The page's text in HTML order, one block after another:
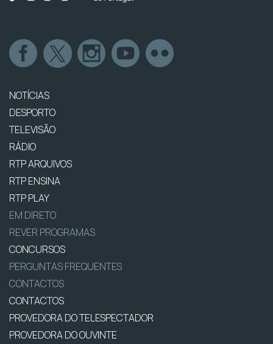
NOTÍCIAS
DESPORTO
TELEVISÃO
RÁDIO
RTP ARQUIVOS
RTP ENSINA
RTP PLAY
EM DIRETO
REVER PROGRAMAS
CONCURSOS
PERGUNTAS FREQUENTES
CONTACTOS
CONTACTOS
PROVEDORA DO TELESPECTADOR
PROVEDORA DO OUVINTE